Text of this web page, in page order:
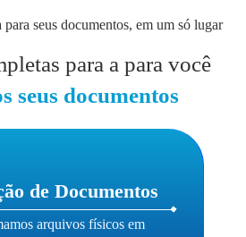
seus documentos, em um só lugar
para a para você
seus documentos
de Documentos
arquivos físicos em